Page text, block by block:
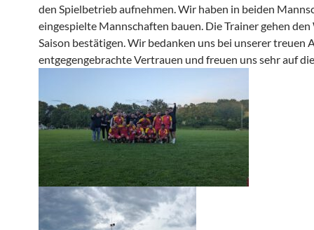
den Spielbetrieb aufnehmen. Wir haben in beiden
eingespielte Mannschaften bauen. Die Trainer gehen
Saison bestätigen. Wir bedanken uns bei unserer
entgegengebrachte Vertrauen und freuen uns sehr auf